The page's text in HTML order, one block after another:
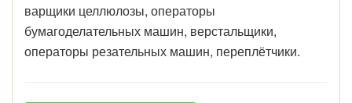
варщики целлюлозы, операторы
бумагоделательных машин, верстальщики,
операторы резательных машин, переплётчики.